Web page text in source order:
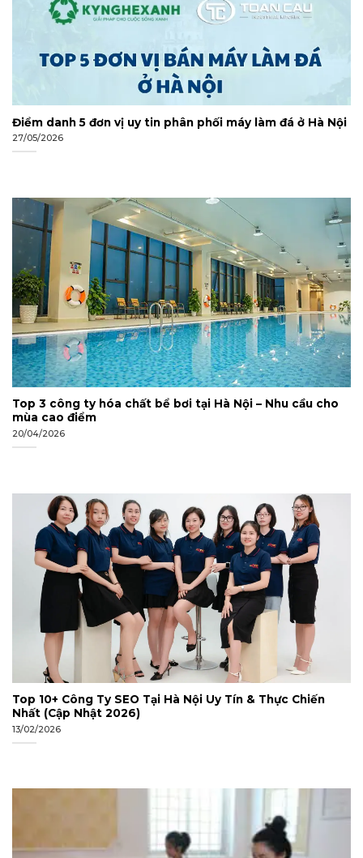
Điểm danh 5 đơn vị uy tin phân phối máy làm đá ở Hà Nội
27/05/2026
Top 3 công ty hóa chất bể bơi tại Hà Nội – Nhu cầu cho
mùa cao điểm
20/04/2026
Top 10+ Công Ty SEO Tại Hà Nội Uy Tín & Thực Chiến
Nhất (Cập Nhật 2026)
13/02/2026